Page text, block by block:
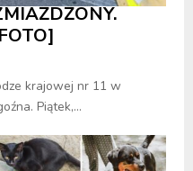
krajowej nr 11 w
Piątek,...